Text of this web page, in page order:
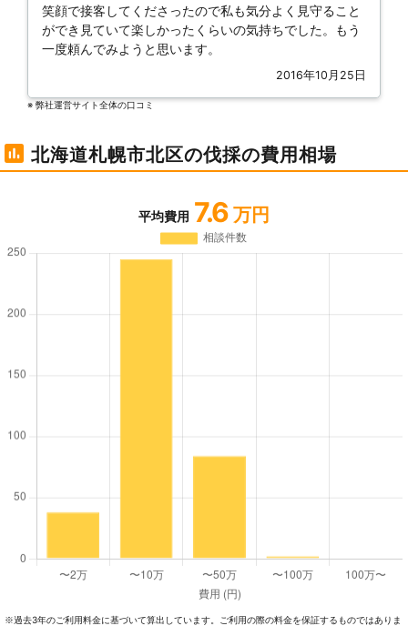
笑顔で接客してくださったので私も気分よく見守ること
ができ見ていて楽しかったくらいの気持ちでした。もう
一度頼んでみようと思います。
2016年10月25日
※ 弊社運営サイト全体の⼝コミ
北海道札幌市北区の伐採の費用相場
平均費用 7.6 万円
※過去3年のご利⽤料⾦に基づいて算出しています。ご利⽤の際の料⾦を保証するものではありま